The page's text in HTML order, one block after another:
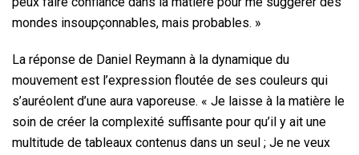
mondes insoupçonnables, mais probables. »
La réponse de Daniel Reymann à la dynamique du
mouvement est l’expression floutée de ses couleurs qui
s’auréolent d’une aura vaporeuse. « Je laisse à la matière le
soin de créer la complexité suffisante pour qu’il y ait une
multitude de tableaux contenus dans un seul ; Je ne veux